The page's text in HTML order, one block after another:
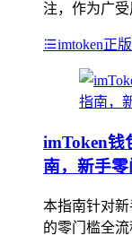
注，作为广
imtoken正
imToken钱
南，新手
本指南针对新
的零门槛全